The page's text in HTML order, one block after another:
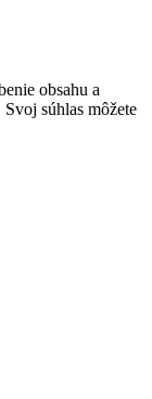
obsahu a
súhlas môžete